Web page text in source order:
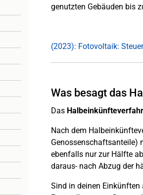
genutzten Gebäuden bis
(2023): Fotovoltaik:
Was besagt das
Das
Nach dem
Genossenschaftsanteile)
ebenfalls nur zur Hälfte
daraus- nach Abzug der
Sind in deinen Einkünften